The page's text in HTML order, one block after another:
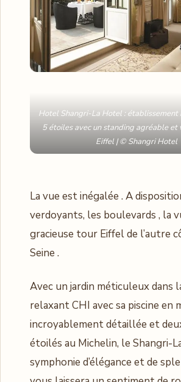
Hotel Shangri-La Hotel : établissement
5 étoiles avec un standing agréable et
Eiffel | © Shangri Hotel
La vue est inégalée . A
verdoyants, les boulevards , la
gracieuse tour Eiffel de l’autre
Seine .
Avec un jardin méticuleux dans
relaxant CHI avec sa piscine en
incroyablement détaillée et
étoilés au Michelin, le Shangri-
symphonie d’élégance et de